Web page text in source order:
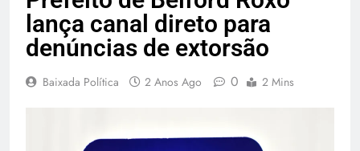
lança canal direto para
denúncias de extorsão
Baixada Política 2 Anos Ago 0 2 Mins